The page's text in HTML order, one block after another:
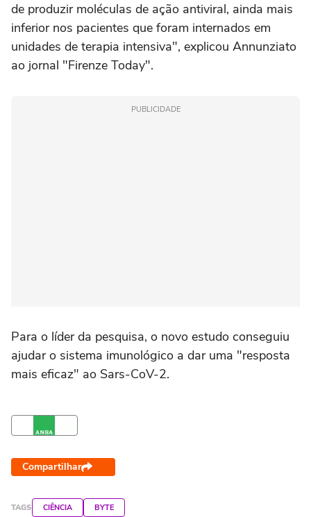
de produzir moléculas de ação antiviral, ainda mais
inferior nos pacientes que foram internados em
unidades de terapia intensiva", explicou Annunziato
ao jornal "Firenze Today".
PUBLICIDADE
Para o líder da pesquisa, o novo estudo conseguiu
ajudar o sistema imunológico a dar uma "resposta
mais eficaz" ao Sars-CoV-2.
Compartilhar
TAGS CIÊNCIA BYTE